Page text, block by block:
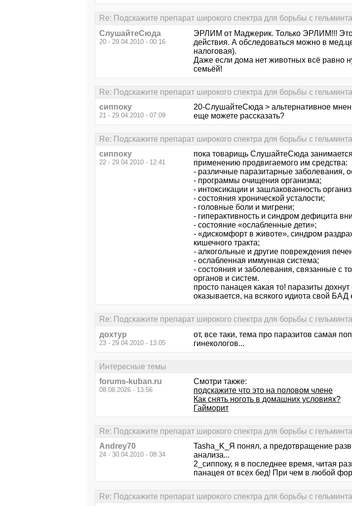
Re: Подскажите препарат широкого спектра для борьбы с
СлушайтеСюда
20 - 29.04.2010 - 00:16
ЭРЛИМ от Маджерик. Только ЭРЛИМ!!! Это
действия. А обследоваться можно в
налоговая).
Даже если дома нет животных всё равно
семьёй!
Re: Подскажите препарат широкого спектра для борьбы с
сиппоку
21 - 29.04.2010 - 07:09
20-СлушайтеСюда > альтернативное
еще можете рассказать?
Re: Подскажите препарат широкого спектра для борьбы с
сиппоку
22 - 29.04.2010 - 12:41
пока товарищь СлушайтеСюда
применению продвигаемого им средства:
- различные паразитарные заболевания,
- программы очищения организма;
- интоксикации и зашлакованность
- состояния хронической усталости;
- головные боли и мигрени;
- гиперактивность и синдром дефицита
- состояние «ослабленные дети»;
- «дискомфорт в животе», синдром
кишечного тракта;
- алкогольные и другие повреждения
- ослабленная иммунная система;
- состояния и заболевания, связанные с
органов и систем.
просто панацея какая то! паразиты
оказывается, на всякого идиота свой БАД
Re: Подскажите препарат широкого спектра для борьбы с
дохтур
23 - 29.04.2010 - 13:05
от, все таки, тема про паразитов самая
гинекологов...
Интересные темы
forums-kuban.ru
08.08.2026 - 13:56
Смотри также:
подскажите что это на половом члене
Как снять ноготь в домашних условиях?
Гайморит
Re: Подскажите препарат широкого спектра для борьбы с
Andrey70
24 - 30.04.2010 - 08:34
Tasha_K_Я понял, а предотвращение
анализа...
2_сиппоку, я в последнее время, читая
панацея от всех бед! При чем в любой
Re: Подскажите препарат широкого спектра для борьбы с